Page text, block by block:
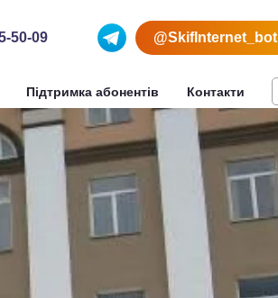
50-09 @SkifInternet_bot
Підтримка абонентів Контакти